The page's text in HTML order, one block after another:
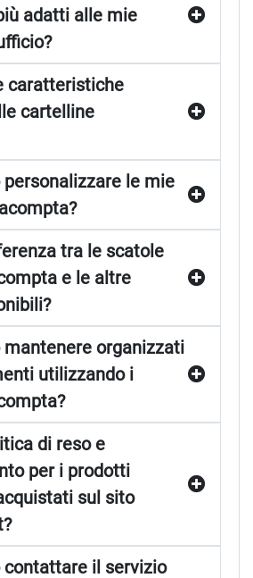
adatti alle mie
caratteristiche
cartelline
personalizzare le mie
tra le scatole
e le altre
mantenere organizzati
utilizzando i
di reso e
per i prodotti
sul sito
contattare il servizio